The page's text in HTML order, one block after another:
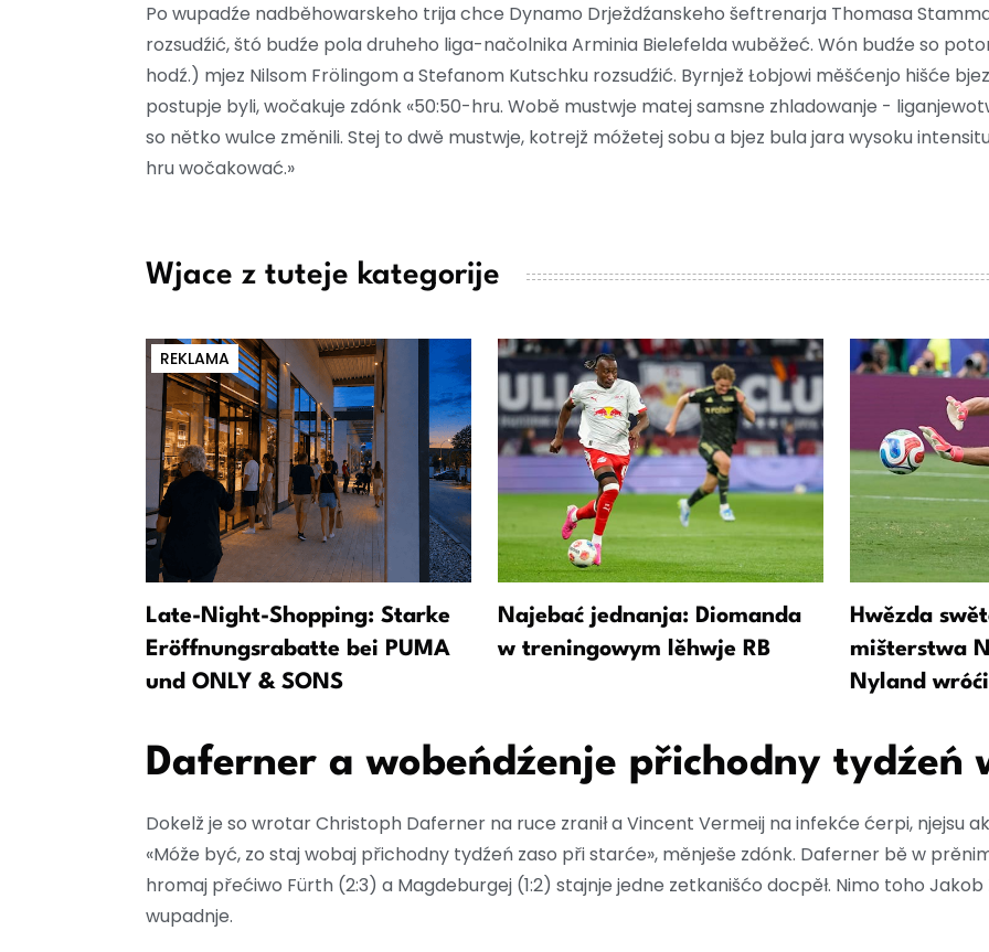
Po wupadźe nadběhowarskeho trija chce Dynamo Drježdźanskeho šeftrenarja Thomasa
rozsudźić, štó budźe pola druheho liga-načolnika Arminia Bielefelda wuběžeć. Wón budźe so
hodź.) mjez Nilsom Frölingom a Stefanom Kutschku rozsudźić. Byrnjež Łobjowi měšćenjo hišće
postupje byli, wočakuje zdónk «50:50-hru. Wobě mustwje matej samsne zhladowanje -
so nětko wulce změnili. Stej to dwě mustwje, kotrejž móžetej sobu a bjez bula jara wysoku
hru wočakować.»
Wjace z tuteje kategorije
REKLAMA
Late-Night-Shopping: Starke
Eröffnungsrabatte bei PUMA
und ONLY & SONS
Najebać jednanja: Diomanda
w treningowym lěhwje RB
Hwězda
mišterstwa
Nyland
Daferner a wobeńdźenje přichodny tydźeń
Dokelž je so wrotar Christoph Daferner na ruce zranił a Vincent Vermeij na infekće ćerpi, njejsu
«Móže być, zo staj wobaj přichodny tydźeń zaso při starće», měnješe zdónk. Daferner bě w
hromaj přećiwo Fürth (2:3) a Magdeburgej (1:2) stajnje jedne zetkanišćo docpěł. Nimo toho
wupadnje.